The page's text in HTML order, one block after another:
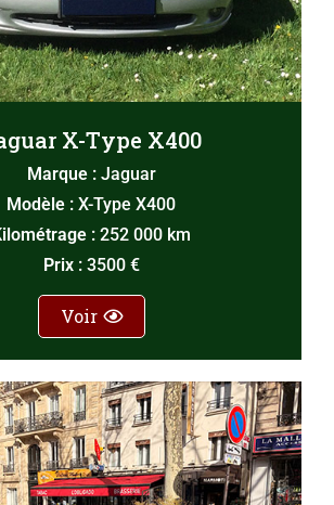
X-Type X400
Marque : Jaguar
Modèle : X-Type X400
: 252 000 km
Prix : 3500 €
Voir